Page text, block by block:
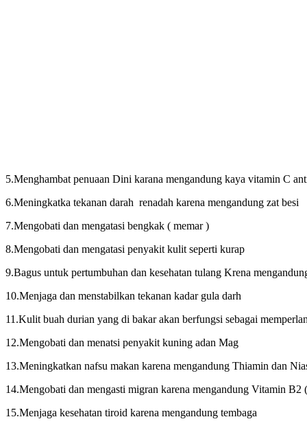
5.Menghambat penuaan Dini karana mengandung kaya vitamin C
6.Meningkatka tekanan darah renadah karena mengandung zat besi
7.Mengobati dan mengatasi bengkak ( memar )
8.Mengobati dan mengatasi penyakit kulit seperti kurap
9.Bagus untuk pertumbuhan dan kesehatan tulang Krena
10.Menjaga dan menstabilkan tekanan kadar gula darh
11.Kulit buah durian yang di bakar akan berfungsi sebagai
12.Mengobati dan menatsi penyakit kuning adan Mag
13.Meningkatkan nafsu makan karena mengandung Thiamin dan
14.Mengobati dan mengasti migran karena mengandung Vitamin
15.Menjaga kesehatan tiroid karena mengandung tembaga